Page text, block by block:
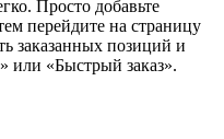
Просто добавьте
перейдите на страницу
заказанных позиций и
или «Быстрый заказ».